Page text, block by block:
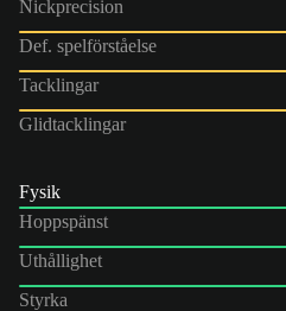
Nickprecision
Def. spelförståelse
Tacklingar
Glidtacklingar
Fysik
Hoppspänst
Uthållighet
Styrka